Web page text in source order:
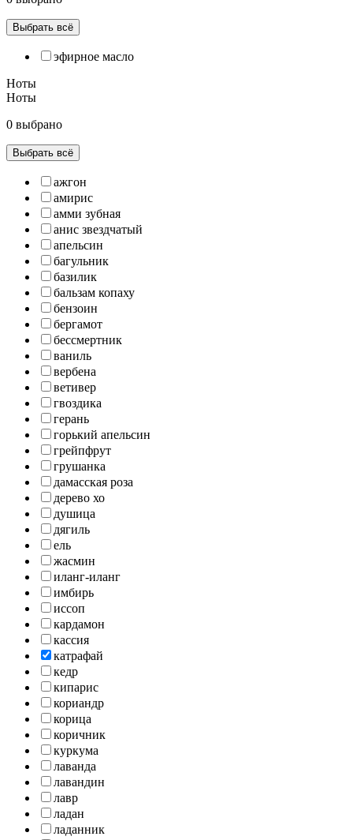
Выбрать всё
эфирное масло
Ноты
Ноты
0 выбрано
Выбрать всё
ажгон
амирис
амми зубная
анис звездчатый
апельсин
багульник
базилик
бальзам копаху
бензоин
бергамот
бессмертник
ваниль
вербена
ветивер
гвоздика
герань
горький апельсин
грейпфрут
грушанка
дамасская роза
дерево хо
душица
дягиль
ель
жасмин
иланг-иланг
имбирь
иссоп
кардамон
кассия
катрафай
кедр
кипарис
кориандр
корица
коричник
куркума
лаванда
лавандин
лавр
ладан
ладанник